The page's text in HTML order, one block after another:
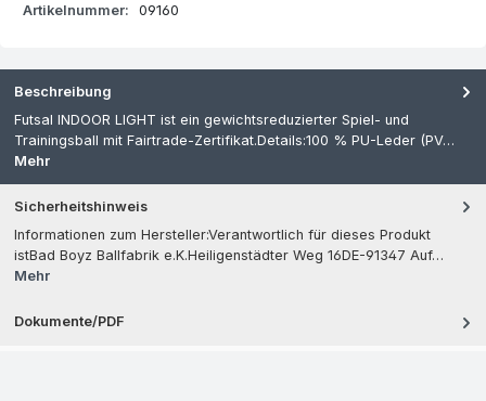
Artikelnummer:
09160
Beschreibung
Futsal INDOOR LIGHT ist ein gewichtsreduzierter Spiel- und
Trainingsball mit Fairtrade-Zertifikat.Details:100 % PU-Leder (PV…
Mehr
Sicherheitshinweis
Informationen zum Hersteller:Verantwortlich für dieses Produkt
istBad Boyz Ballfabrik e.K.Heiligenstädter Weg 16DE-91347 Auf…
Mehr
Dokumente/PDF